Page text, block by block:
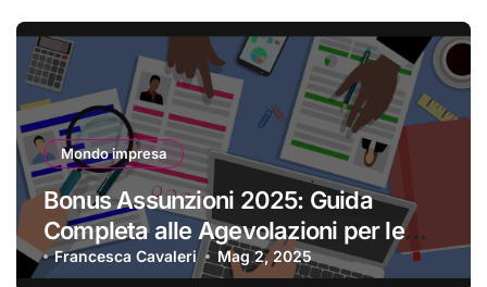
Mondo impresa
Bonus Assunzioni 2025: Guida
Completa alle Agevolazioni per le
Imprese
Francesca Cavaleri Mag 2, 2025